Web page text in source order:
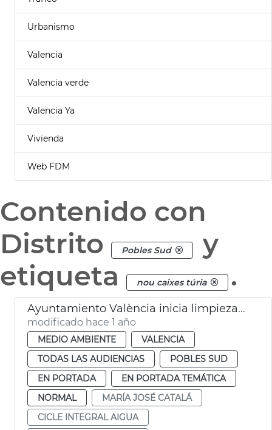
Urbanismo
Valencia
Valencia verde
Valencia Ya
Vivienda
Web FDM
Contenido con
Distrito
Pobles Sud
y
etiqueta
nou caixes túria .
Ayuntamiento València inicia limpieza nuevo cauce Turia dana
modificado hace 1 año
MEDIO AMBIENTE
VALENCIA
TODAS LAS AUDIENCIAS
POBLES SUD
EN PORTADA
EN PORTADA TEMÁTICA
NORMAL
MARÍA JOSÉ CATALÁ
CICLE INTEGRAL AIGUA